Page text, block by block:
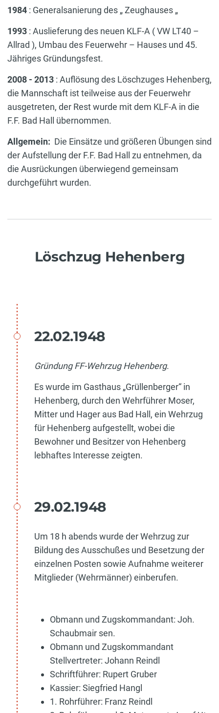
1984 : Generalsanierung des „ Zeughauses „
1993 : Auslieferung des neuen KLF-A ( VW LT40 –
Allrad ), Umbau des Feuerwehr – Hauses und 45.
Jähriges Gründungsfest.
2008 - 2013 : Auflösung des Löschzuges Hehenberg,
die Mannschaft ist teilweise aus der Feuerwehr
ausgetreten, der Rest wurde mit dem KLF-A in die
F.F. Bad Hall übernommen.
Allgemein: Die Einsätze und größeren Übungen sind
der Aufstellung der F.F. Bad Hall zu entnehmen, da
die Ausrückungen überwiegend gemeinsam
durchgeführt wurden.
Löschzug Hehenberg
22.02.1948
Gründung FF-Wehrzug Hehenberg.
Es wurde im Gasthaus „Grüllenberger“ in
Hehenberg, durch den Wehrführer Moser,
Mitter und Hager aus Bad Hall, ein Wehrzug
für Hehenberg aufgestellt, wobei die
Bewohner und Besitzer von Hehenberg
lebhaftes Interesse zeigten.
29.02.1948
Um 18 h abends wurde der Wehrzug zur
Bildung des Ausschußes und Besetzung der
einzelnen Posten sowie Aufnahme weiterer
Mitglieder (Wehrmänner) einberufen.
Obmann und Zugskommandant: Joh.
Schaubmair sen.
Obmann und Zugskommandant
Stellvertreter: Johann Reindl
Schriftführer: Rupert Gruber
Kassier: Siegfried Hangl
1. Rohrführer: Franz Reindl